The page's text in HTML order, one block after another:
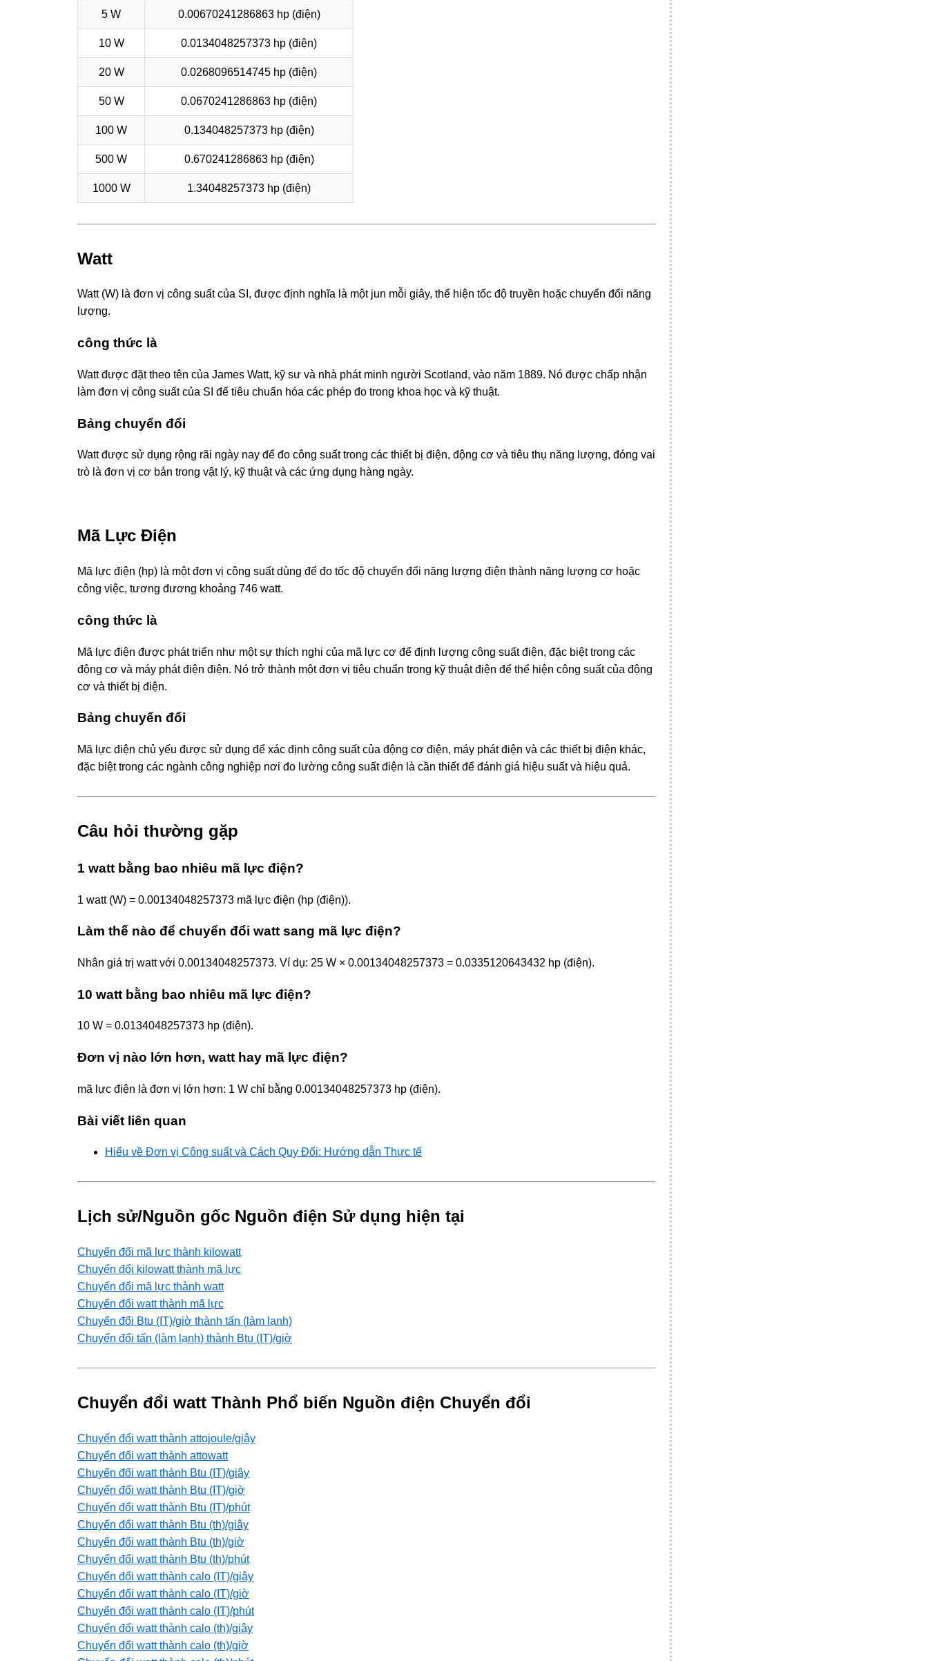
5 W 0.00670241286863 hp (điện)
10 W 0.0134048257373 hp (điện)
20 W 0.0268096514745 hp (điện)
50 W 0.0670241286863 hp (điện)
100 W 0.134048257373 hp (điện)
500 W 0.670241286863 hp (điện)
1000 W 1.34048257373 hp (điện)
Watt
Watt (W) là đơn vị công suất của SI, được định nghĩa là một jun mỗi giây, thể hiện tốc độ truyền hoặc chuyển đổi năng
lượng.
công thức là
Watt được đặt theo tên của James Watt, kỹ sư và nhà phát minh người Scotland, vào năm 1889. Nó được chấp nhận
làm đơn vị công suất của SI để tiêu chuẩn hóa các phép đo trong khoa học và kỹ thuật.
Bảng chuyển đổi
Watt được sử dụng rộng rãi ngày nay để đo công suất trong các thiết bị điện, động cơ và tiêu thụ năng lượng, đóng vai
trò là đơn vị cơ bản trong vật lý, kỹ thuật và các ứng dụng hàng ngày.
Mã Lực Điện
Mã lực điện (hp) là một đơn vị công suất dùng để đo tốc độ chuyển đổi năng lượng điện thành năng lượng cơ hoặc
công việc, tương đương khoảng 746 watt.
công thức là
Mã lực điện được phát triển như một sự thích nghi của mã lực cơ để định lượng công suất điện, đặc biệt trong các
động cơ và máy phát điện điện. Nó trở thành một đơn vị tiêu chuẩn trong kỹ thuật điện để thể hiện công suất của động
cơ và thiết bị điện.
Bảng chuyển đổi
Mã lực điện chủ yếu được sử dụng để xác định công suất của động cơ điện, máy phát điện và các thiết bị điện khác,
đặc biệt trong các ngành công nghiệp nơi đo lường công suất điện là cần thiết để đánh giá hiệu suất và hiệu quả.
Câu hỏi thường gặp
1 watt bằng bao nhiêu mã lực điện?
1 watt (W) = 0.00134048257373 mã lực điện (hp (điện)).
Làm thế nào để chuyển đổi watt sang mã lực điện?
Nhân giá trị watt với 0.00134048257373. Ví dụ: 25 W × 0.00134048257373 = 0.0335120643432 hp (điện).
10 watt bằng bao nhiêu mã lực điện?
10 W = 0.0134048257373 hp (điện).
Đơn vị nào lớn hơn, watt hay mã lực điện?
mã lực điện là đơn vị lớn hơn: 1 W chỉ bằng 0.00134048257373 hp (điện).
Bài viết liên quan
Hiểu về Đơn vị Công suất và Cách Quy Đổi: Hướng dẫn Thực tế
Lịch sử/Nguồn gốc Nguồn điện Sử dụng hiện tại
Chuyển đổi mã lực thành kilowatt
Chuyển đổi kilowatt thành mã lực
Chuyển đổi mã lực thành watt
Chuyển đổi watt thành mã lực
Chuyển đổi Btu (IT)/giờ thành tấn (làm lạnh)
Chuyển đổi tấn (làm lạnh) thành Btu (IT)/giờ
Chuyển đổi watt Thành Phổ biến Nguồn điện Chuyển đổi
Chuyển đổi watt thành attojoule/giây
Chuyển đổi watt thành attowatt
Chuyển đổi watt thành Btu (IT)/giây
Chuyển đổi watt thành Btu (IT)/giờ
Chuyển đổi watt thành Btu (IT)/phút
Chuyển đổi watt thành Btu (th)/giây
Chuyển đổi watt thành Btu (th)/giờ
Chuyển đổi watt thành Btu (th)/phút
Chuyển đổi watt thành calo (IT)/giây
Chuyển đổi watt thành calo (IT)/giờ
Chuyển đổi watt thành calo (IT)/phút
Chuyển đổi watt thành calo (th)/giây
Chuyển đổi watt thành calo (th)/giờ